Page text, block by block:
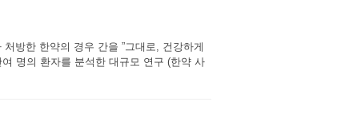
방한 한약의 경우 간을 ”그대로, 건강하게
명의 환자를 분석한 대규모 연구 (한약 사